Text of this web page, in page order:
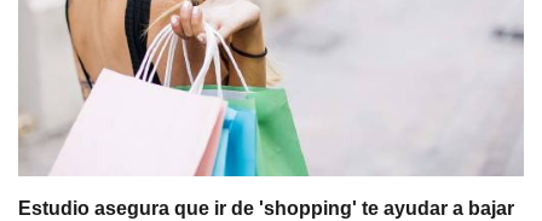
Estudio asegura que ir de 'shopping' te ayudar a bajar